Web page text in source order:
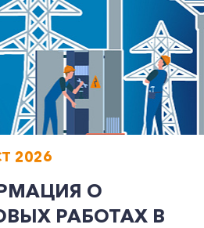
2026
О
РАБОТАХ В